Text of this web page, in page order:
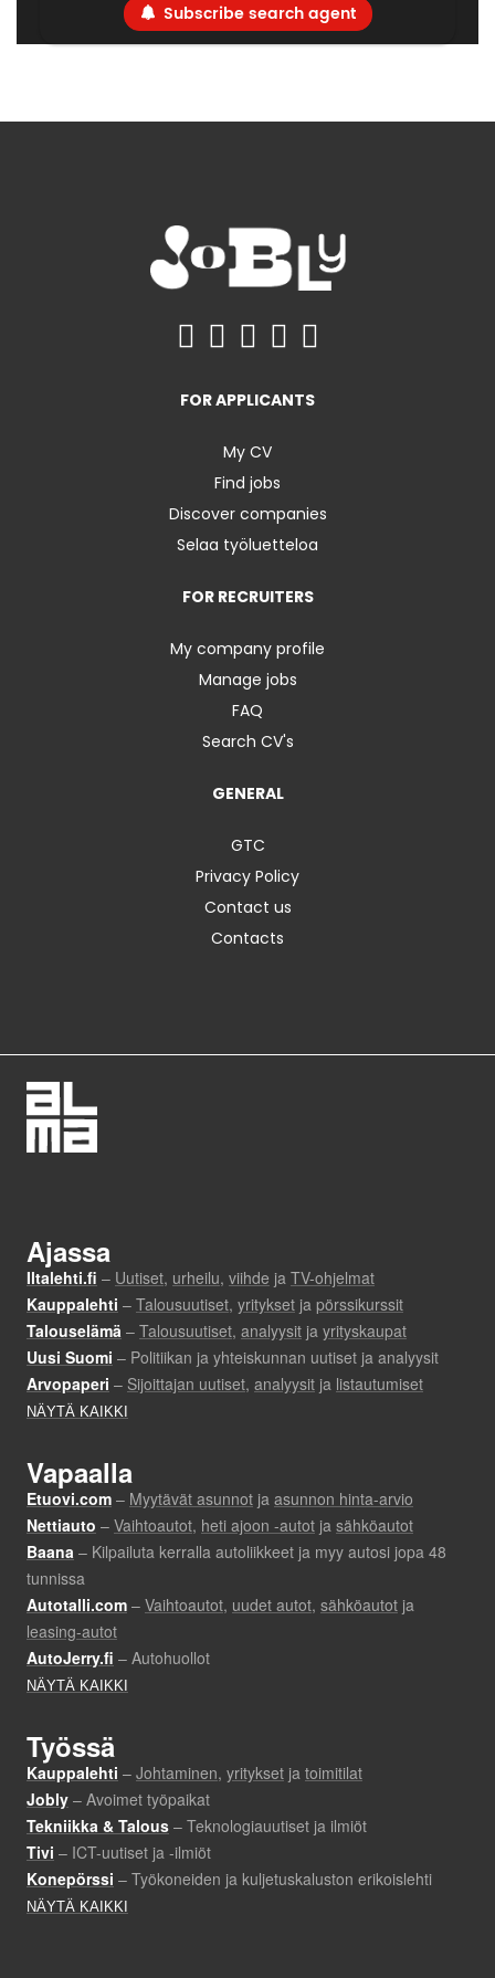
Subscribe search agent
FOR APPLICANTS
My CV
Find jobs
Discover companies
Selaa työluetteloa
FOR RECRUITERS
My company profile
Manage jobs
FAQ
Search CV's
GENERAL
GTC
Privacy Policy
Contact us
Contacts